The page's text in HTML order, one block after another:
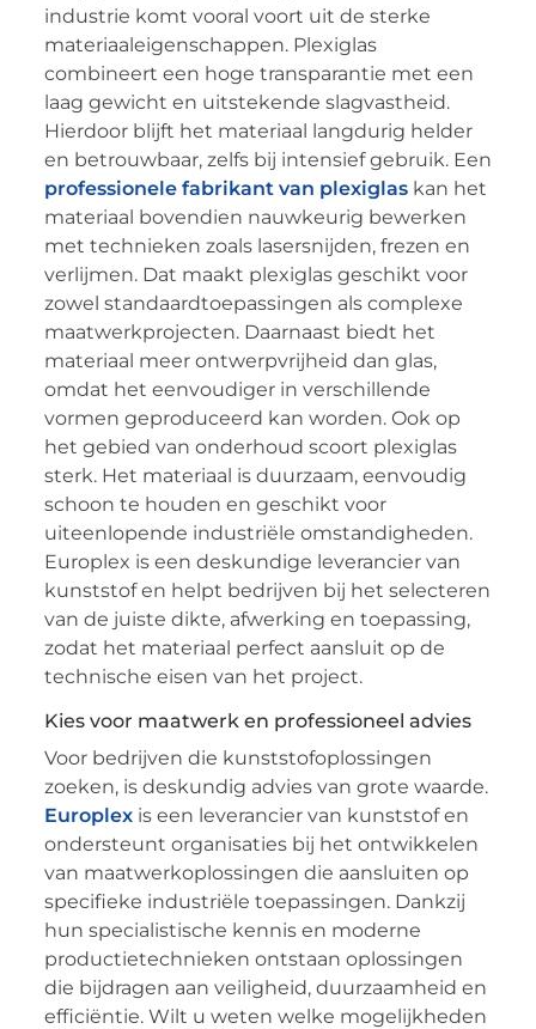
industrie komt vooral voort uit de sterke
materiaaleigenschappen. Plexiglas
combineert een hoge transparantie met een
laag gewicht en uitstekende slagvastheid.
Hierdoor blijft het materiaal langdurig helder
en betrouwbaar, zelfs bij intensief gebruik. Een
professionele fabrikant van plexiglaskan het
materiaal bovendien nauwkeurig bewerken
met technieken zoals lasersnijden, frezen en
verlijmen. Dat maakt plexiglas geschikt voor
zowel standaardtoepassingen als complexe
maatwerkprojecten. Daarnaast biedt het
materiaal meer ontwerpvrijheid dan glas,
omdat het eenvoudiger in verschillende
vormen geproduceerd kan worden. Ook op
het gebied van onderhoud scoort plexiglas
sterk. Het materiaal is duurzaam, eenvoudig
schoon te houden en geschikt voor
uiteenlopende industriële omstandigheden.
Europlex is een deskundige leverancier van
kunststof en helpt bedrijven bij het selecteren
van de juiste dikte, afwerking en toepassing,
zodat het materiaal perfect aansluit op de
technische eisen van het project.
Kies voor maatwerk en professioneel advies
Voor bedrijven die kunststofoplossingen
zoeken, is deskundig advies van grote waarde.
Europlexis een leverancier van kunststof en
ondersteunt organisaties bij het ontwikkelen
van maatwerkoplossingen die aansluiten op
specifieke industriële toepassingen. Dankzij
hun specialistische kennis en moderne
productietechnieken ontstaan oplossingen
die bijdragen aan veiligheid, duurzaamheid en
efficiëntie. Wilt u weten welke mogelijkheden